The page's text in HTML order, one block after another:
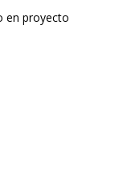
en proyecto